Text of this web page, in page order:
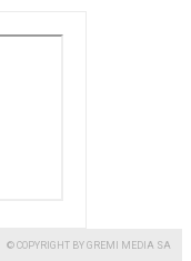
© COPYRIGHT BY GREMI MEDIA SA